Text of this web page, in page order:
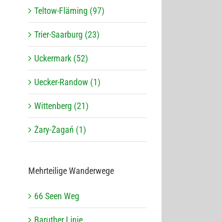
Teltow-Fläming (97)
Trier-Saarburg (23)
Uckermark (52)
Uecker-Randow (1)
Wittenberg (21)
Żary-Żagań (1)
Mehr­tei­lige Wanderwege
66 Seen Weg
Baru­ther Linie